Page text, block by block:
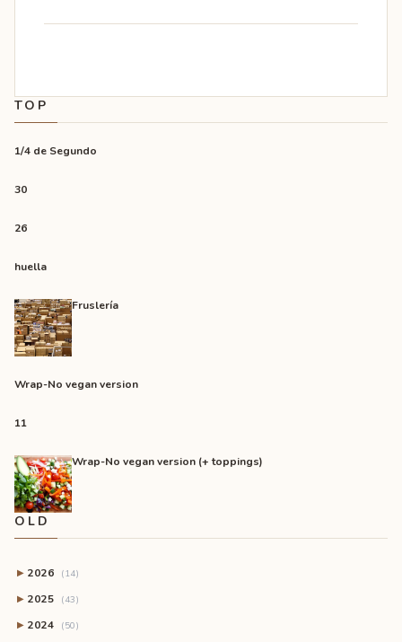
TOP
1/4 de Segundo
30
26
huella
Fruslería
Wrap-No vegan version
11
Wrap-No vegan version (+ toppings)
OLD
▶ 2026 (14)
▶ 2025 (43)
▶ 2024 (50)